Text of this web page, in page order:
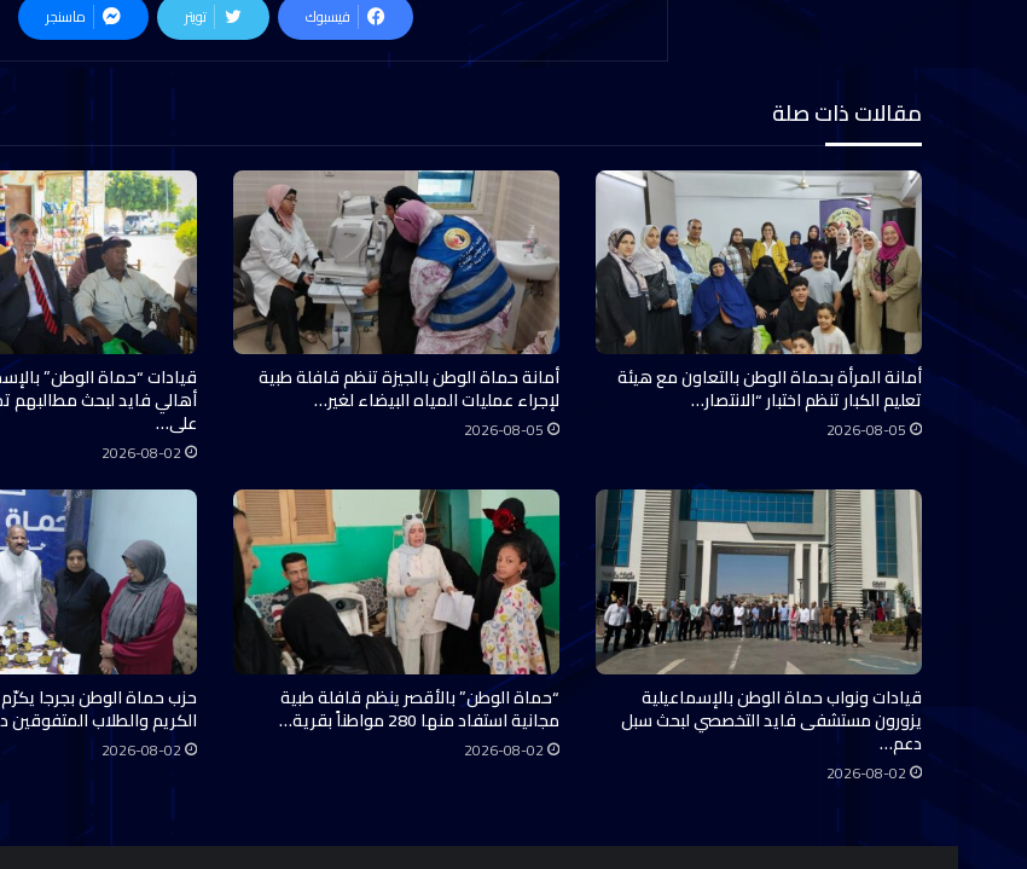
فيسبوك تويتر ماسنجر
مقالات ذات صلة
أمانة المرأة بحماة الوطن بالتعاون مع هيئة
تعليم الكبار تنظم اختبار “الانتصار…
2026-08-05
أمانة حماة الوطن بالجيزة تنظم قافلة طبية
لإجراء عمليات المياه البيضاء لغير…
2026-08-05
قيادات “حماة الوطن”
أهالي فايد لبحث مطالبهم
على…
2026-08-02
قيادات ونواب حماة الوطن بالإسماعيلية
يزورون مستشفى فايد التخصصي لبحث سبل
دعم…
2026-08-02
“حماة الوطن” بالأقصر ينظم قافلة طبية
مجانية استفاد منها 280 مواطناً بقرية…
2026-08-02
حزب حماة الوطن بجرجا
الكريم والطلاب
2026-08-02